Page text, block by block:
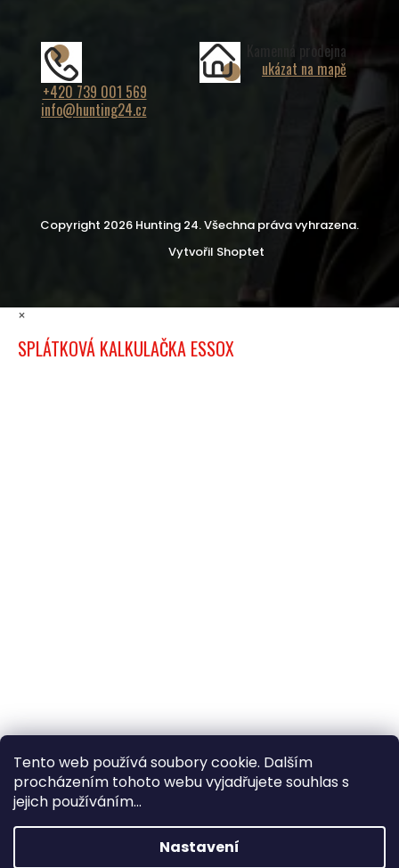
Tento web používá soubory cookie. Dalším
procházením tohoto webu vyjadřujete souhlas s
jejich používáním...
Nastavení
+420 739 001 569
info@hunting24.cz
Kamenná prodejna
ukázat na mapě
Vytvořil Shoptet
Copyright 2026 Hunting 24. Všechna práva vyhrazena.
×
SPLÁTKOVÁ KALKULAČKA ESSOX
×
Hledáte nejvýhodnější cenu? Získáte jí
pomocíregistrace